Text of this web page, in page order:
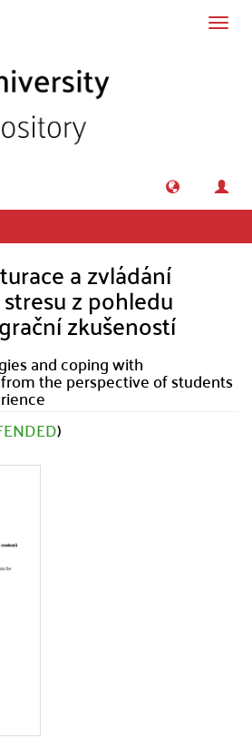
a zvládání
z pohledu
zkušeností
and coping with
the perspective of students
)